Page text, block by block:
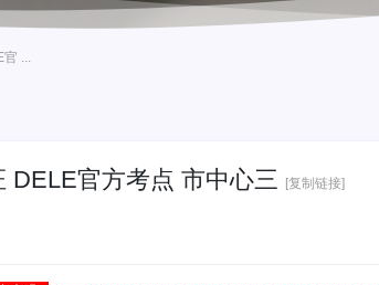
官 ...
DELE官方考点 市中心三 [复制链接]